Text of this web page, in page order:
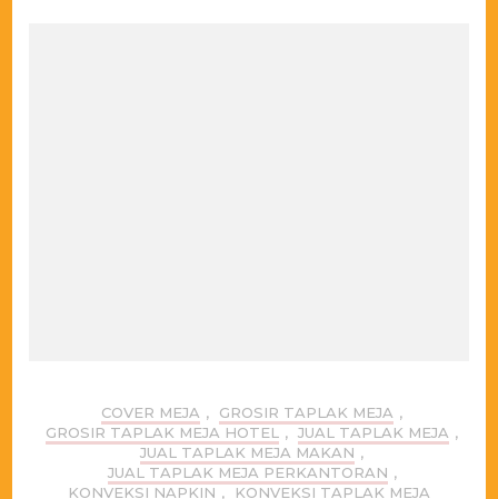
COVER MEJA , GROSIR TAPLAK MEJA ,
GROSIR TAPLAK MEJA HOTEL , JUAL TAPLAK MEJA ,
JUAL TAPLAK MEJA MAKAN ,
JUAL TAPLAK MEJA PERKANTORAN ,
KONVEKSI NAPKIN , KONVEKSI TAPLAK MEJA